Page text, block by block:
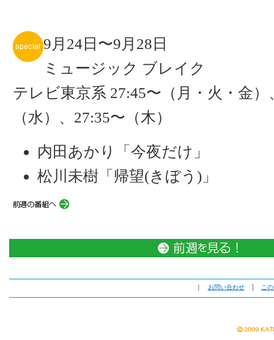
9月24日〜9月28日
ミュージック ブレイク
テレビ東京系 27:45〜（月・火・金）
（水）、27:35〜（木）
内田あかり「今夜だけ」
松川未樹「帰望(きぼう)」
｜ お問い合わせ│ こ